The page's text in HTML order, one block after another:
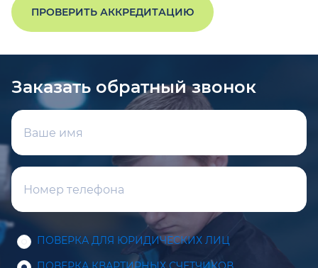
ПРОВЕРИТЬ АККРЕДИТАЦИЮ
Заказать обратный звонок
ПОВЕРКА ДЛЯ ЮРИДИЧЕСКИХ ЛИЦ